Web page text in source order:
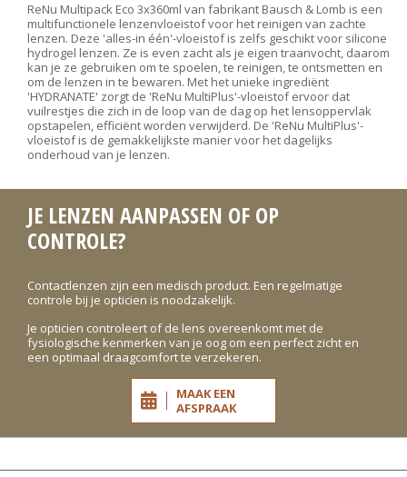
ReNu Multipack Eco 3x360ml van fabrikant Bausch & Lomb is een
multifunctionele lenzenvloeistof voor het reinigen van zachte
lenzen. Deze 'alles-in één'-vloeistof is zelfs geschikt voor silicone
hydrogel lenzen. Ze is even zacht als je eigen traanvocht, daarom
kan je ze gebruiken om te spoelen, te reinigen, te ontsmetten en
om de lenzen in te bewaren. Met het unieke ingrediënt
'HYDRANATE' zorgt de 'ReNu MultiPlus'-vloeistof ervoor dat
vuilrestjes die zich in de loop van de dag op het lensoppervlak
opstapelen, efficiënt worden verwijderd. De 'ReNu MultiPlus'-
vloeistof is de gemakkelijkste manier voor het dagelijks
onderhoud van je lenzen.
JE LENZEN AANPASSEN OF OP
CONTROLE?
Contactlenzen zijn een medisch product. Een regelmatige
controle bij je opticien is noodzakelijk.
Je opticien controleert of de lens overeenkomt met de
fysiologische kenmerken van je oog om een perfect zicht en
een optimaal draagcomfort te verzekeren.
MAAK EEN
AFSPRAAK